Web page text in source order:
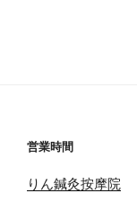
営業時間
りん鍼灸按摩院